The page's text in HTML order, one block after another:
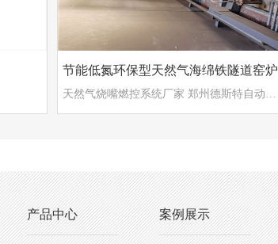
节能低氮环保型天然气海绵铁隧道窑炉
天然气烧嘴燃控系统厂家 郑州德斯特自动化设备有限公司
产品中心 案例展示